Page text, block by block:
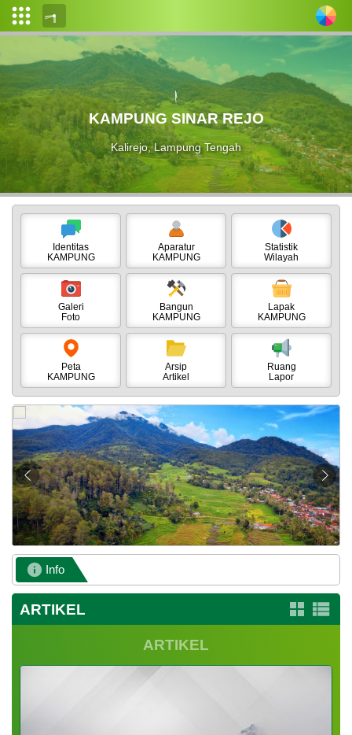
Admin
Layanan
Mandiri
Profil
Desa
Pemerintahan
Data
Desa
KAMPUNG SINAR REJO
Kalirejo, Lampung Tengah
Identitas
KAMPUNG
Aparatur
KAMPUNG
Statistik
Wilayah
Galeri
Foto
Bangun
KAMPUNG
Lapak
KAMPUNG
Peta
KAMPUNG
Arsip
Artikel
Ruang
Lapor
Info
ARTIKEL
ARTIKEL